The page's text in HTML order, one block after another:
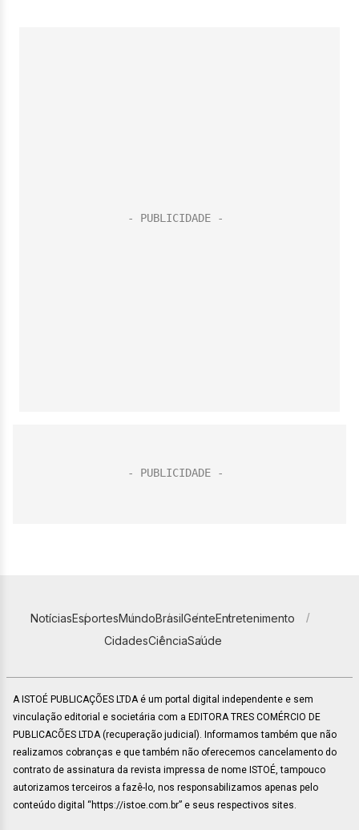
NotíciasEsportesMundoBrasilGenteEntretenimento
CidadesCiênciaSaúde
A ISTOÉ PUBLICAÇÕES LTDA é um portal digital independente e sem
vinculação editorial e societária com a EDITORA TRES COMÉRCIO DE
PUBLICACÕES LTDA (recuperação judicial). Informamos também que não
realizamos cobranças e que também não oferecemos cancelamento do
contrato de assinatura da revista impressa de nome ISTOÉ, tampouco
autorizamos terceiros a fazê-lo, nos responsabilizamos apenas pelo
conteúdo digital “https://istoe.com.br” e seus respectivos sites.